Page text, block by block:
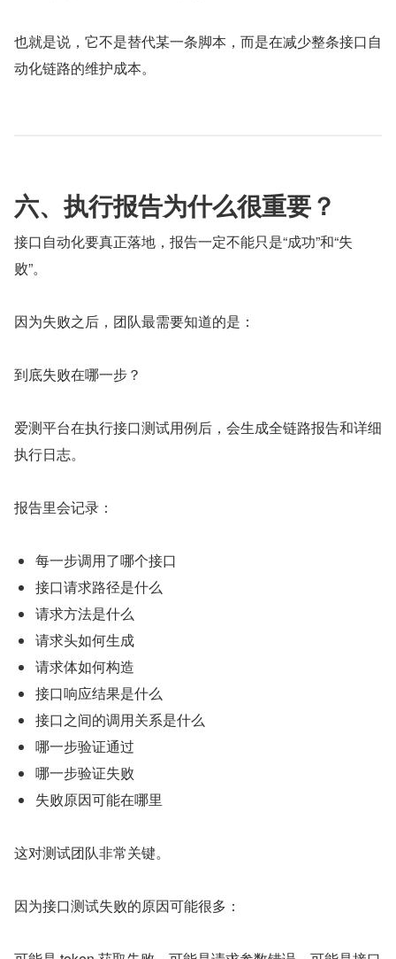
也就是说，它不是替代某一条脚本，而是在减少整条接口自
动化链路的维护成本。
六、执行报告为什么很重要？
接口自动化要真正落地，报告一定不能只是“成功”和“失
败”。
因为失败之后，团队最需要知道的是：
到底失败在哪一步？
爱测平台在执行接口测试用例后，会生成全链路报告和详细
执行日志。
报告里会记录：
每一步调用了哪个接口
接口请求路径是什么
请求方法是什么
请求头如何生成
请求体如何构造
接口响应结果是什么
接口之间的调用关系是什么
哪一步验证通过
哪一步验证失败
失败原因可能在哪里
这对测试团队非常关键。
因为接口测试失败的原因可能很多：